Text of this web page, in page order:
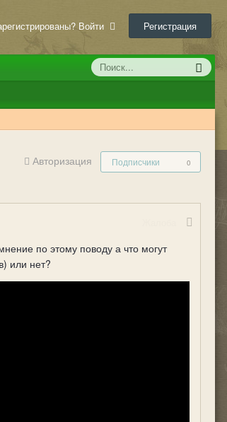
Войти Регистрация
Авторизация Подписчики 0
по этому поводу а что могут
или нет?